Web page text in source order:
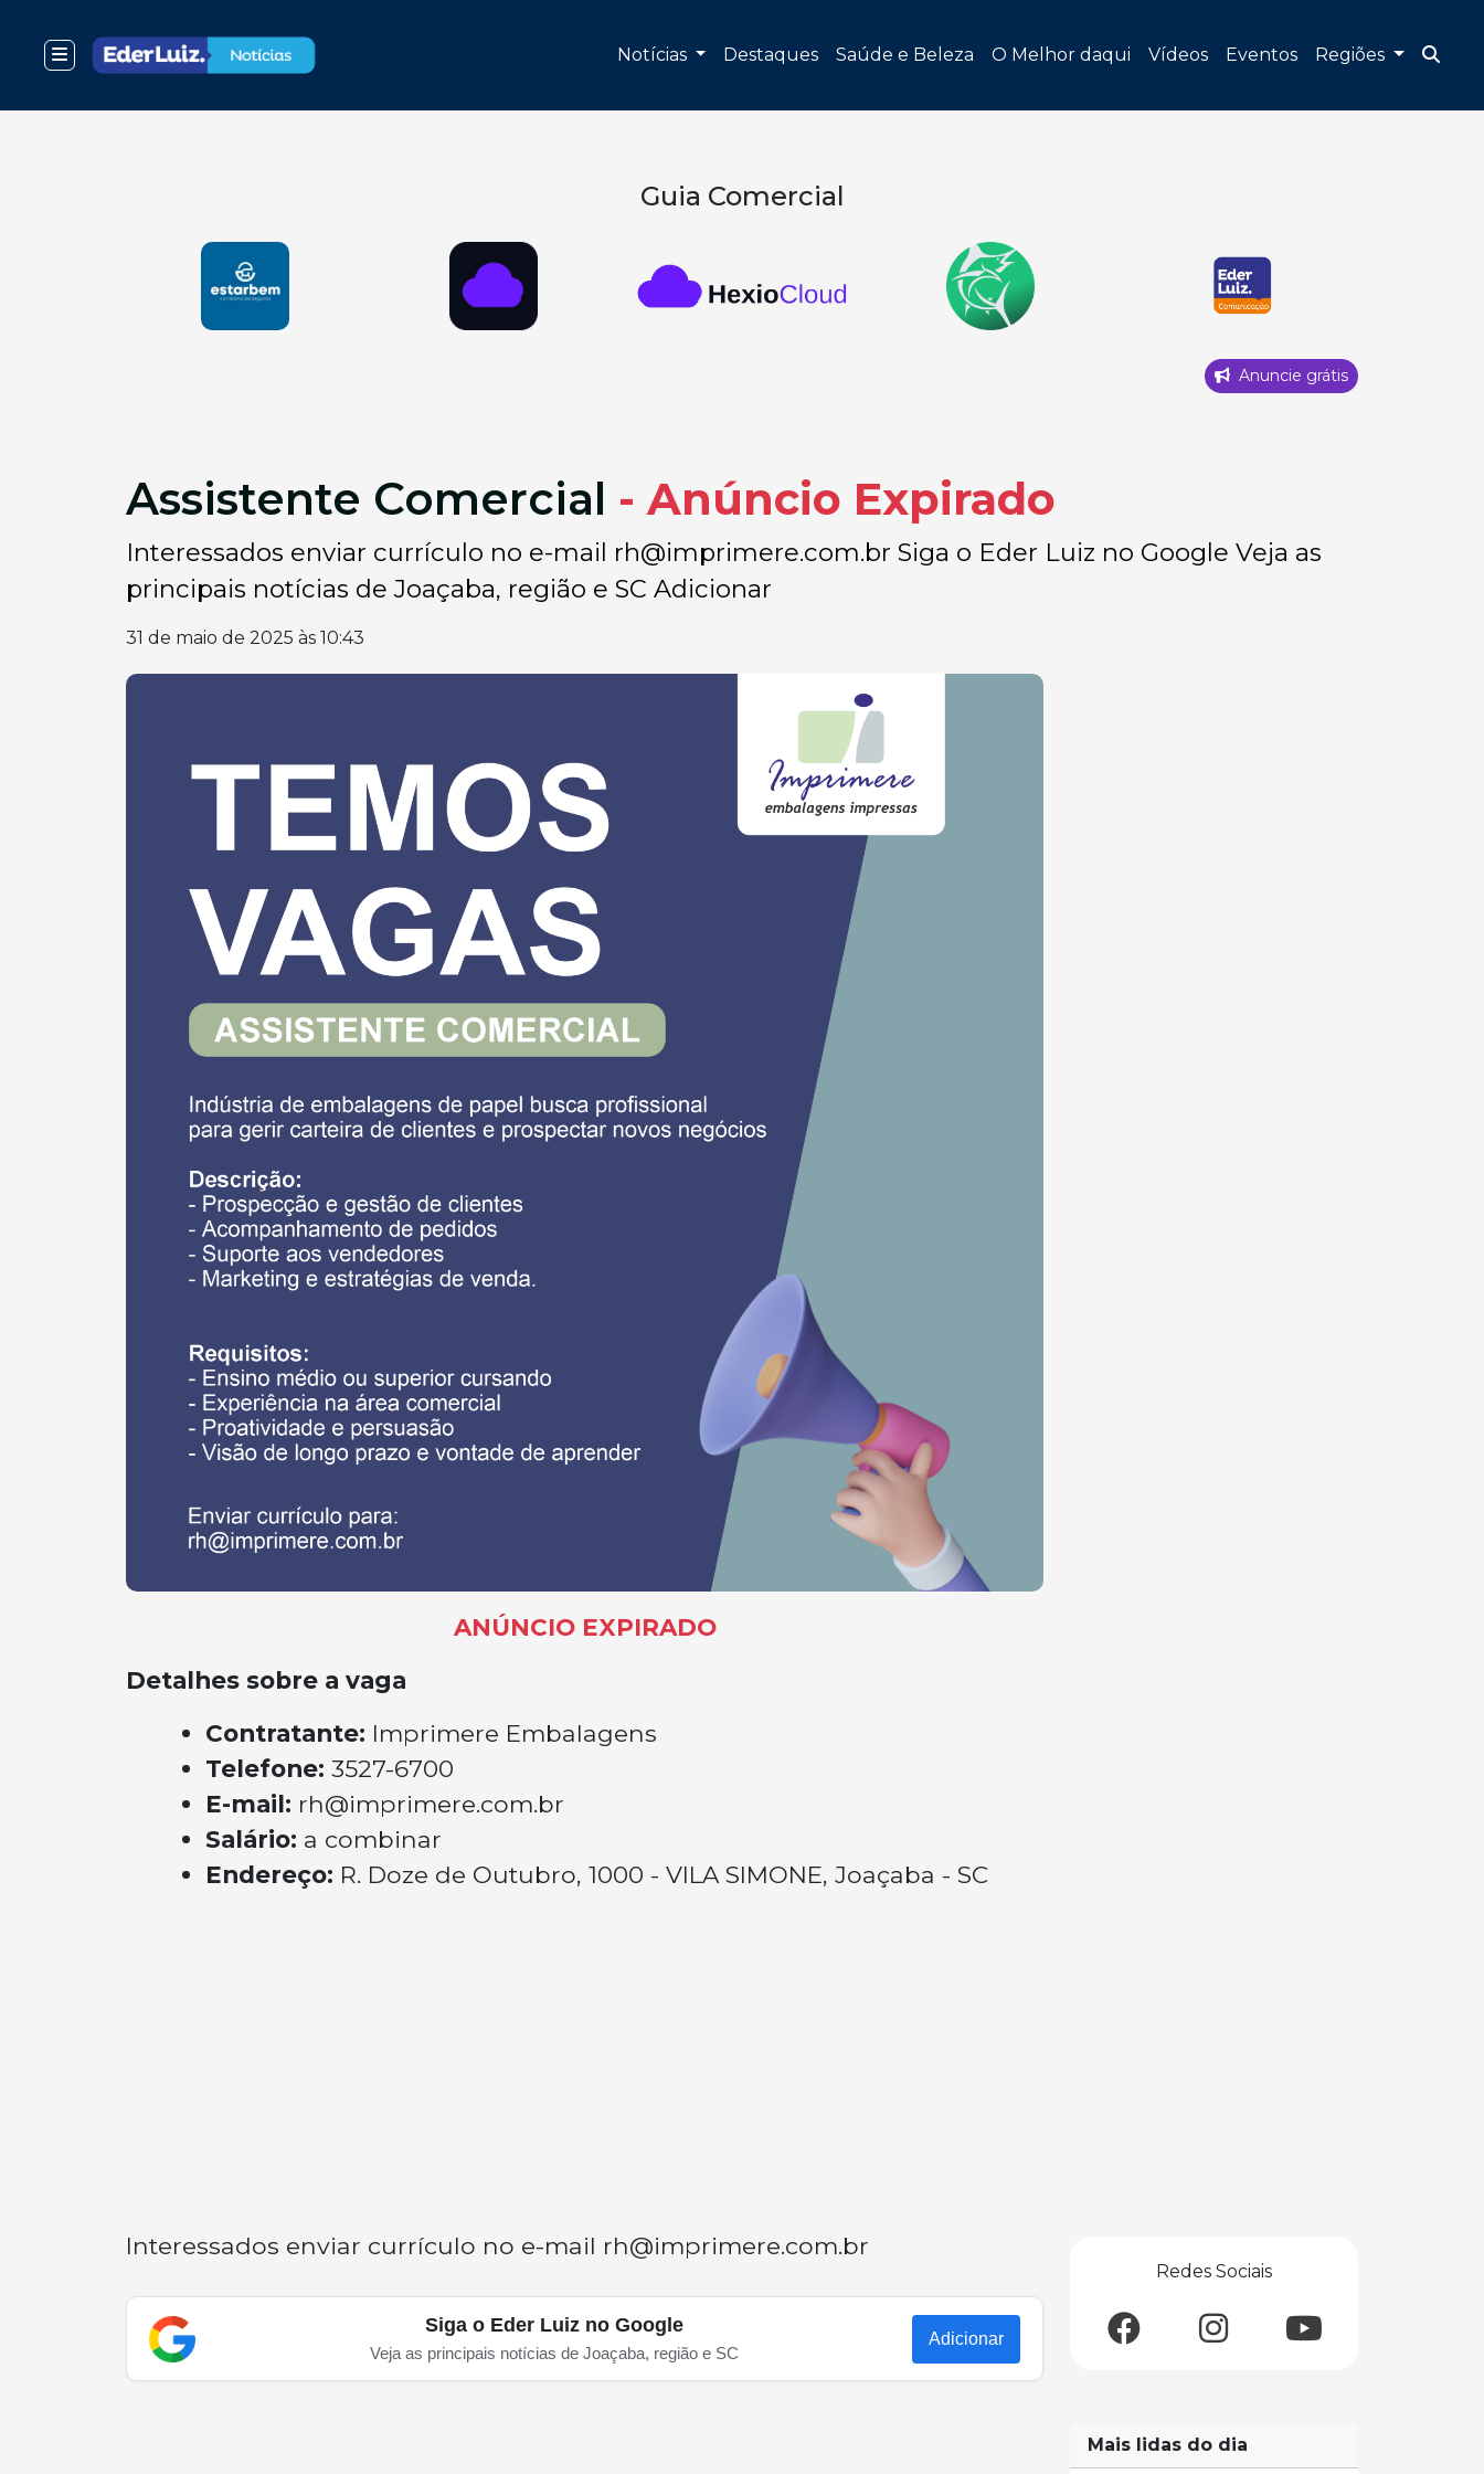
Notícias Destaques Saúde e Beleza O Melhor daqui Vídeos Eventos Regiões
Guia Comercial
Anuncie grátis
Assistente Comercial - Anúncio Expirado
Interessados enviar currículo no e-mail rh@imprimere.com.br Siga o Eder Luiz no Google Veja as
principais notícias de Joaçaba, região e SC Adicionar
31 de maio de 2025 às 10:43
ANÚNCIO EXPIRADO
Detalhes sobre a vaga
Contratante: Imprimere Embalagens
Telefone: 3527-6700
E-mail: rh@imprimere.com.br
Salário: a combinar
Endereço: R. Doze de Outubro, 1000 - VILA SIMONE, Joaçaba - SC
Interessados enviar currículo no e-mail rh@imprimere.com.br
Siga o Eder Luiz no Google
Veja as principais notícias de Joaçaba, região e SC
Adicionar
Redes Sociais
Mais lidas do dia